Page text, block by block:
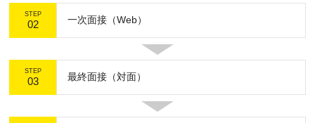
STEP
02 一次面接（Web）
STEP
03 最終面接（対面）